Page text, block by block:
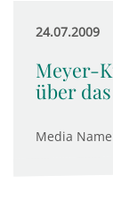
24.07.2009
Meyer-
über
Media